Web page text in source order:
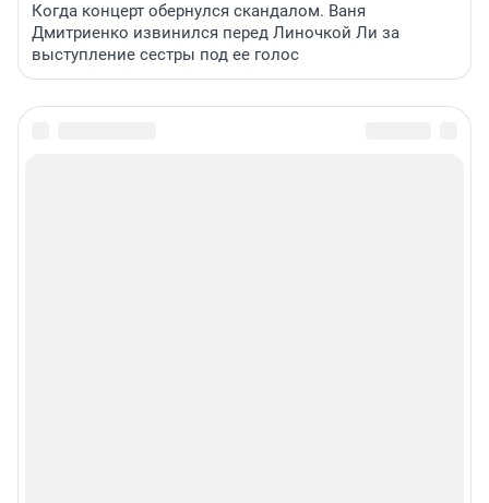
Когда концерт обернулся скандалом. Ваня
Дмитриенко извинился перед Линочкой Ли за
выступление сестры под ее голос